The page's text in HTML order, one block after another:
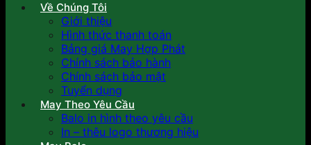
Về Chúng Tôi
Giới thiệu
Hình thức thanh toán
Bảng giá May Hợp Phát
Chính sách bảo hành
Chính sách bảo mật
Tuyển dụng
May Theo Yêu Cầu
Balo in hình theo yêu cầu
In – thêu logo thương hiệu